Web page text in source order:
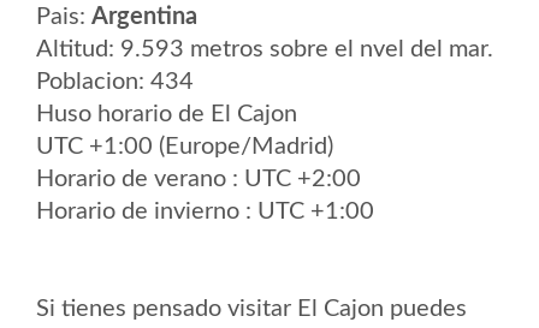
Pais: Argentina
Altitud: 9.593 metros sobre el nvel del mar.
Poblacion: 434
Huso horario de El Cajon
UTC +1:00 (Europe/Madrid)
Horario de verano : UTC +2:00
Horario de invierno : UTC +1:00
Si tienes pensado visitar El Cajon puedes